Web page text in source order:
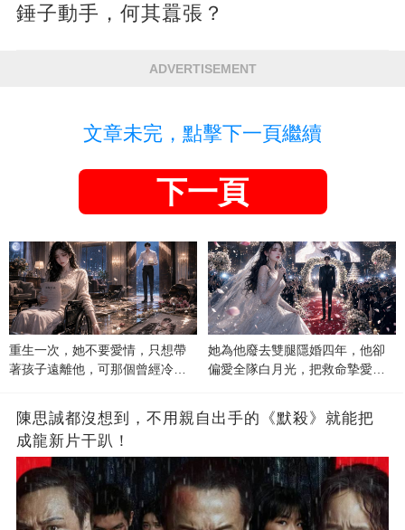
錘子動手，何其囂張？
ADVERTISEMENT
文章未完，點擊下一頁繼續
下一頁
重生一次，她不要愛情，只想帶
著孩子遠離他，可那個曾經冷漠
她為他廢去雙腿隱婚四年，他卻
偏愛全隊白月光，把救命摯愛當
陳思誠都沒想到，不用親自出手的《默殺》就能把
成龍新片干趴！